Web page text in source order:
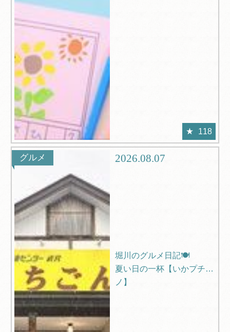
118
グルメ 2026.08.07
堀川のグルメ日記🍽️
夏い日の一杯【いかプチー
ノ】